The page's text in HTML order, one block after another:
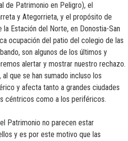
de Patrimonio en Peligro), el
y Ategorrieta, y el propósito de
Estación del Norte, en Donostia-San
ocupación del patio del colegio de las
son algunos de los últimos y
alertar y mostrar nuestro rechazo.
que se han sumado incluso los
y afecta tanto a grandes ciudades
céntricos como a los periféricos.
Patrimonio no parecen estar
y es por este motivo que las